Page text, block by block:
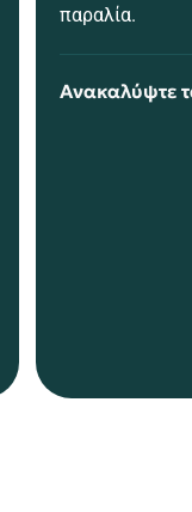
παραλία.
Ανακαλύψτε